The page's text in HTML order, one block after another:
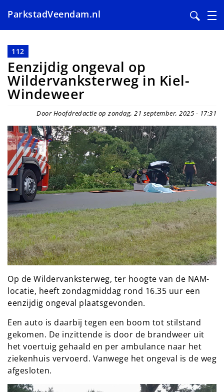
en
naar
de
inhoud
gaan
ParkstadVeendam.nl
112
Eenzijdig ongeval op
Wildervanksterweg in Kiel-
Windeweer
Door Hoofdredactie op zondag, 21 september, 2025 - 17:31
Op de Wildervanksterweg, ter hoogte van de NAM-
locatie, heeft zondagmiddag rond 16.35 uur een
eenzijdig ongeval plaatsgevonden.
Een auto is daarbij tegen een boom tot stilstand
gekomen. De inzittende is door de brandweer uit
het voertuig gehaald en per ambulance naar het
ziekenhuis vervoerd. Vanwege het ongeval is de weg
afgesloten.